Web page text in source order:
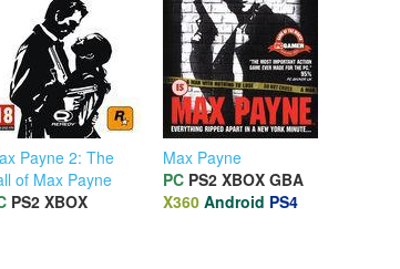
Payne 2: The
of Max Payne
PS2 XBOX
Max Payne
PC PS2 XBOX GBA
X360 Android PS4